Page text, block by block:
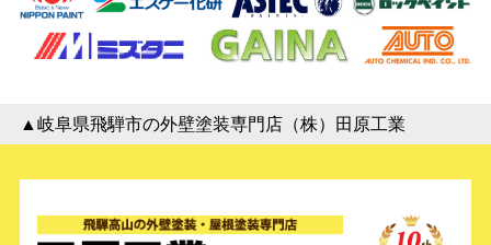
▲岐阜県飛騨市の外壁塗装専門店（株）田原工業